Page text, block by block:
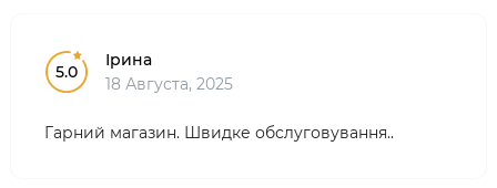
5.0
Ірина
18 Августа, 2025
Гарний магазин. Швидке обслуговування..